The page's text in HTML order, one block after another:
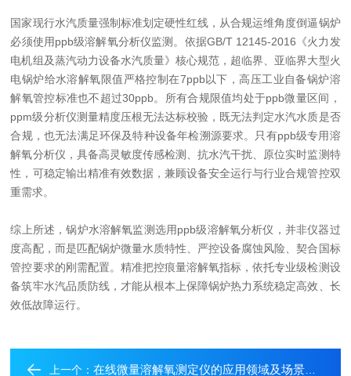
国家现行水汽质量强制标准划定硬性红线，从合规运维角度倒逼锅炉
必须使用ppb级溶解氧分析仪监测。依据GB/T 12145-2016《火力发
电机组及蒸汽动力设备水汽质量》核心规范，超临界、亚临界大型火
电锅炉给水溶解氧限值严格控制在7ppb以下，高压工业自备锅炉溶
解氧管控标准也不超过30ppb。所有合规限值均处于ppb微量区间，
ppm级分析仪测量精度压根无法达标校验，既无法判定水汽水质是否
合规，也无法满足环保及特种设备年检溯源要求。只有ppb级专用溶
解氧分析仪，具备高灵敏度传感检测、抗水汽干扰、原位实时监测特
性，可稳定输出精准有效数据，兼顾设备安全运行与行业合规管控双
重需求。
综上所述，锅炉水溶解氧监测选用ppb级溶解氧分析仪，并非仪器过
度高配，而是匹配锅炉微量水质特性、严控设备腐蚀风险、契合国标
管控要求的刚需配置。精准把控痕量溶解氧指标，依托专业级检测设
备筑牢水汽品质防线，才能从根本上保障锅炉热力系统稳定高效、长
效低故障运行。
上一个：在线微量溶解氧测定仪的应用领域及场景解析